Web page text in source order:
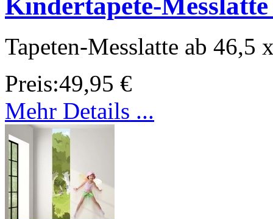
Kindertapete-
Tapeten-Messlatte ab 46,5
Preis:49,95 €
Mehr Details ...